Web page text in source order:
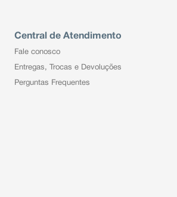
Central de Atendimento
Fale conosco
Entregas, Trocas e Devoluções
Perguntas Frequentes